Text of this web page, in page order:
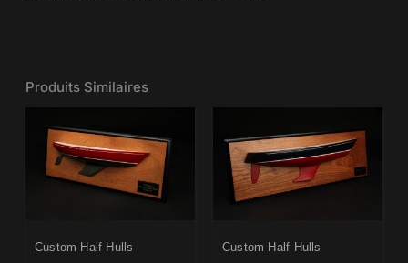
Produits Similaires
Custom Half Hulls Custom Half Hulls